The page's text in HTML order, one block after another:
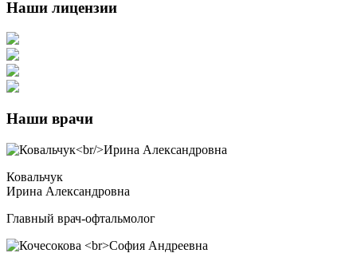
Наши лицензии
Наши врачи
Ковальчук
Ирина Александровна
Главный врач-офтальмолог